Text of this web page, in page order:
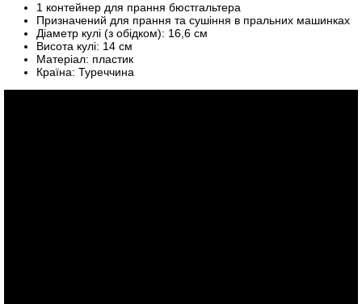
1 контейнер для прання бюстгальтера
Призначений для прання та сушіння в пральних машинках
Діаметр кулі (з обідком): 16,6 см
Висота кулі: 14 см
Матеріал: пластик
Країна: Туреччина